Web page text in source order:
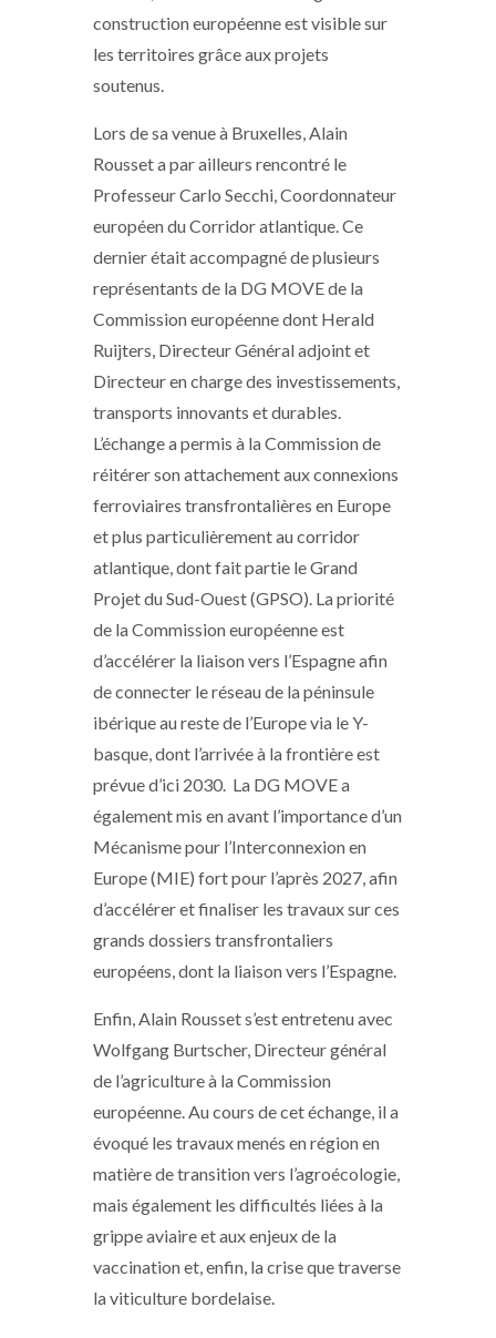
construction européenne est visible sur
les territoires grâce aux projets
soutenus.
Lors de sa venue à Bruxelles, Alain
Rousset a par ailleurs rencontré le
Professeur Carlo Secchi, Coordonnateur
européen du Corridor atlantique. Ce
dernier était accompagné de plusieurs
représentants de la DG MOVE de la
Commission européenne dont Herald
Ruijters, Directeur Général adjoint et
Directeur en charge des investissements,
transports innovants et durables.
L’échange a permis à la Commission de
réitérer son attachement aux connexions
ferroviaires transfrontalières en Europe
et plus particulièrement au corridor
atlantique, dont fait partie le Grand
Projet du Sud-Ouest (GPSO). La priorité
de la Commission européenne est
d’accélérer la liaison vers l’Espagne afin
de connecter le réseau de la péninsule
ibérique au reste de l’Europe via le Y-
basque, dont l’arrivée à la frontière est
prévue d’ici 2030. La DG MOVE a
également mis en avant l’importance d’un
Mécanisme pour l’Interconnexion en
Europe (MIE) fort pour l’après 2027, afin
d’accélérer et finaliser les travaux sur ces
grands dossiers transfrontaliers
européens, dont la liaison vers l’Espagne.
Enfin, Alain Rousset s’est entretenu avec
Wolfgang Burtscher, Directeur général
de l’agriculture à la Commission
européenne. Au cours de cet échange, il a
évoqué les travaux menés en région en
matière de transition vers l’agroécologie,
mais également les difficultés liées à la
grippe aviaire et aux enjeux de la
vaccination et, enfin, la crise que traverse
la viticulture bordelaise.